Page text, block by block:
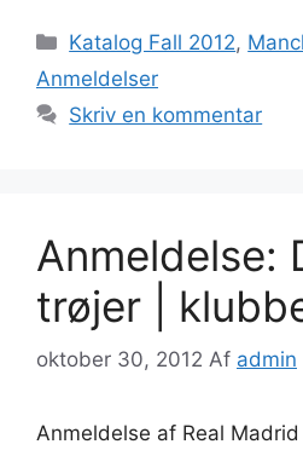
Kategorier
Katalog Fall 2012,
Anmeldelser
Skriv en kommentar
Anmeldelse:
trøjer |
oktober 30, 2012 Af admin
Anmeldelse af Real